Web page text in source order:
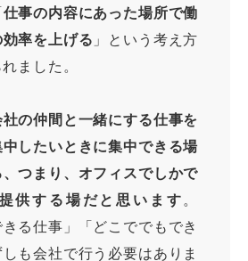
仕事の内容にあった場所で働
率を上げる 」という考え方
ました。
の仲間と一緒にする仕事を
したいときに集中できる場
つまり、オフィスでしかで
供する場だと思います。
きる仕事」「どこででもでき
も会社で行う必要はありま